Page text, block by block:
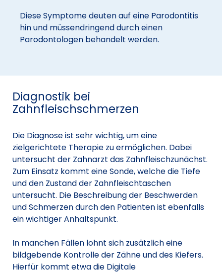
Diese Symptome deuten auf eine Parodontitis
hin und müssendringend durch einen
Parodontologen behandelt werden.
Diagnostik bei
Zahnfleischschmerzen
Die Diagnose ist sehr wichtig, um eine
zielgerichtete Therapie zu ermöglichen. Dabei
untersucht der Zahnarzt das Zahnfleischzunächst.
Zum Einsatz kommt eine Sonde, welche die Tiefe
und den Zustand der Zahnfleischtaschen
untersucht. Die Beschreibung der Beschwerden
und Schmerzen durch den Patienten ist ebenfalls
ein wichtiger Anhaltspunkt.
In manchen Fällen lohnt sich zusätzlich eine
bildgebende Kontrolle der Zähne und des Kiefers.
Hierfür kommt etwa die Digitale